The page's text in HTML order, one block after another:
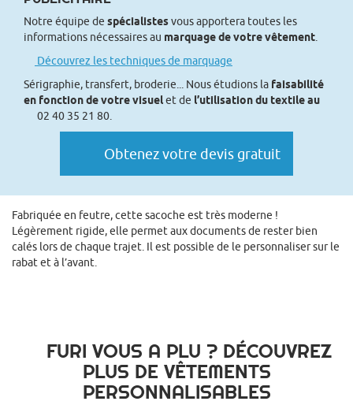
Notre équipe de spécialistesvous apportera toutes les
informations nécessaires au marquage de votre vêtement
Découvrez les techniques de marquage
Sérigraphie, transfert, broderie... Nous étudions la faisabilité
en fonction de votre visuelet de l’utilisation du textile au
02 40 35 21 80.
Obtenez votre devis gratuit
Fabriquée en feutre, cette sacoche est très moderne !
Légèrement rigide, elle permet aux documents de rester bien
calés lors de chaque trajet. Il est possible de le personnaliser sur le
rabat et à l’avant.
FURI VOUS A PLU ? DÉCOUVREZ
PLUS DE VÊTEMENTS
PERSONNALISABLES